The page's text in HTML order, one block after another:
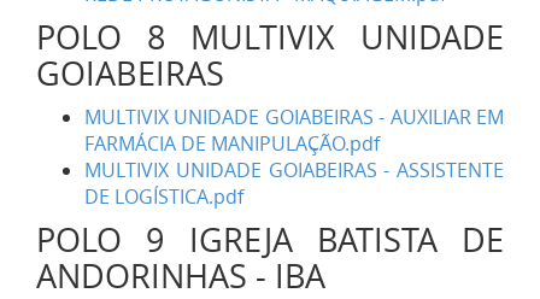
POLO 8 MULTIVIX UNIDADE
GOIABEIRAS
MULTIVIX UNIDADE GOIABEIRAS - AUXILIAR EM
FARMÁCIA DE MANIPULAÇÃO.pdf
MULTIVIX UNIDADE GOIABEIRAS - ASSISTENTE
DE LOGÍSTICA.pdf
POLO 9 IGREJA BATISTA DE
ANDORINHAS - IBA